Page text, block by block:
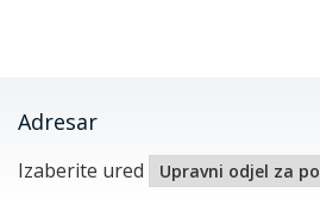
Adresar
Izaberite ured